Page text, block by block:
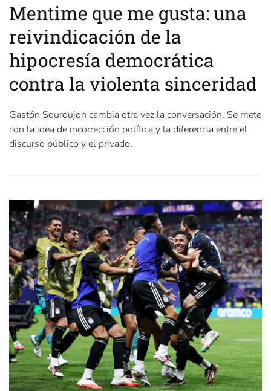
Mentime que me gusta: una
reivindicación de la
hipocresía democrática
contra la violenta sinceridad
Gastón Souroujon cambia otra vez la conversación. Se mete
con la idea de incorrección política y la diferencia entre el
discurso público y el privado.